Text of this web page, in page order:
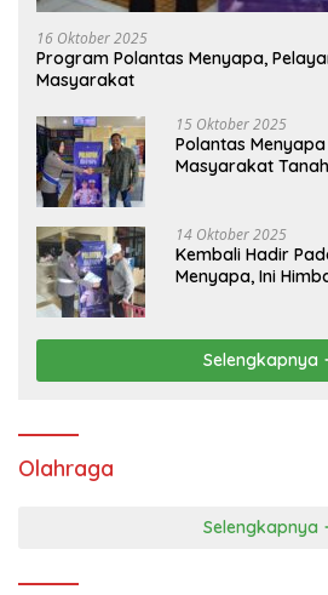
16 Oktober 2025
Program Polantas Menyapa,
Masyarakat
15 Oktober 2025
Polantas
Masyarakat
14 Oktober 2025
Kembali Hadir
Menyapa, Ini
Selengkapnya
Olahraga
Selengkapnya